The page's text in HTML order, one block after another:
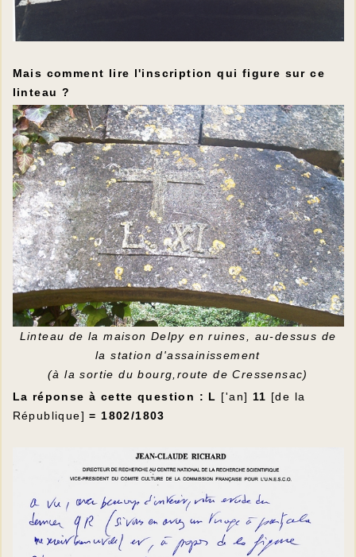
Mais comment lire l'inscription qui figure sur ce
linteau ?
Linteau de la maison Delpy en ruines, au-dessus de
la station d'assainissement
(à la sortie du bourg,route de Cressensac)
La réponse à cette question : L ['an] 11 [de la
République] = 1802/1803